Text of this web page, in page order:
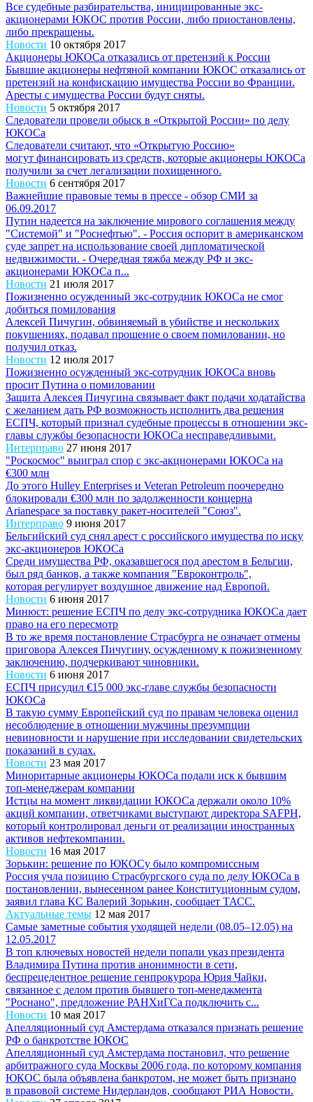
Все судебные разбирательства, инициированные экс-
акционерами ЮКОС против России, либо приостановлены,
либо прекращены.
Новости 10 октября 2017
Акционеры ЮКОСа отказались от претензий к России
Бывшие акционеры нефтяной компании ЮКОС отказались от
претензий на конфискацию имущества России во Франции.
Аресты с имущества России будут сняты.
Новости 5 октября 2017
Следователи провели обыск в «Открытой России» по делу
ЮКОСа
Следователи считают, что «Открытую Россию»
могут финансировать из средств, которые акционеры ЮКОСа
получили за счет легализации похищенного.
Новости 6 сентября 2017
Важнейшие правовые темы в прессе - обзор СМИ за
06.09.2017
Путин надеется на заключение мирового соглашения между
"Системой" и "Роснефтью". - Россия оспорит в американском
суде запрет на использование своей дипломатической
недвижимости. - Очередная тяжба между РФ и экс-
акционерами ЮКОСа п...
Новости 21 июля 2017
Пожизненно осужденный экс-сотрудник ЮКОСа не смог
добиться помилования
Алексей Пичугин, обвиняемый в убийстве и нескольких
покушениях, подавал прошение о своем помиловании, но
получил отказ.
Новости 12 июля 2017
Пожизненно осужденный экс-сотрудник ЮКОСа вновь
просит Путина о помиловании
Защита Алексея Пичугина связывает факт подачи ходатайства
с желанием дать РФ возможность исполнить два решения
ЕСПЧ, который признал судебные процессы в отношении экс-
главы службы безопасности ЮКОСа несправедливыми.
Интерправо 27 июня 2017
"Роскосмос" выиграл спор с экс-акционерами ЮКОСа на
€300 млн
До этого Hulley Enterprises и Veteran Petroleum поочередно
блокировали €300 млн по задолженности концерна
Arianespace за поставку ракет-носителей "Союз".
Интерправо 9 июня 2017
Бельгийский суд снял арест с российского имущества по иску
экс-акционеров ЮКОСа
Среди имущества РФ, оказавшегося под арестом в Бельгии,
был ряд банков, а также компания "Евроконтроль",
которая регулирует воздушное движение над Европой.
Новости 6 июня 2017
Минюст: решение ЕСПЧ по делу экс-сотрудника ЮКОСа дает
право на его пересмотр
В то же время постановление Страсбурга не означает отмены
приговора Алексея Пичугину, осужденному к пожизненному
заключению, подчеркивают чиновники.
Новости 6 июня 2017
ЕСПЧ присудил €15 000 экс-главе службы безопасности
ЮКОСа
В такую сумму Европейский суд по правам человека оценил
несоблюдение в отношении мужчины презумпции
невиновности и нарушение при исследовании свидетельских
показаний в судах.
Новости 23 мая 2017
Миноритарные акционеры ЮКОСа подали иск к бывшим
топ-менеджерам компании
Истцы на момент ликвидации ЮКОСа держали около 10%
акций компании, ответчиками выступают директора SAFPH,
который контролировал деньги от реализации иностранных
активов нефтекомпании.
Новости 16 мая 2017
Зорькин: решение по ЮКОСу было компромиссным
Россия учла позицию Страсбургского суда по делу ЮКОСа в
постановлении, вынесенном ранее Конституционным судом,
заявил глава КС Валерий Зорькин, сообщает ТАСС.
Актуальные темы 12 мая 2017
Самые заметные события уходящей недели (08.05–12.05) на
12.05.2017
В топ ключевых новостей недели попали указ президента
Владимира Путина против анонимности в сети,
беспрецедентное решение генпрокурора Юрия Чайки,
связанное с делом против бывшего топ-менеджмента
"Роснано", предложение РАНХиГСа подключить с...
Новости 10 мая 2017
Апелляционный суд Амстердама отказался признать решение
РФ о банкротстве ЮКОС
Апелляционный суд Амстердама постановил, что решение
арбитражного суда Москвы 2006 года, по которому компания
ЮКОС была объявлена банкротом, не может быть признано
в правовой системе Нидерландов, сообщают РИА Новости.